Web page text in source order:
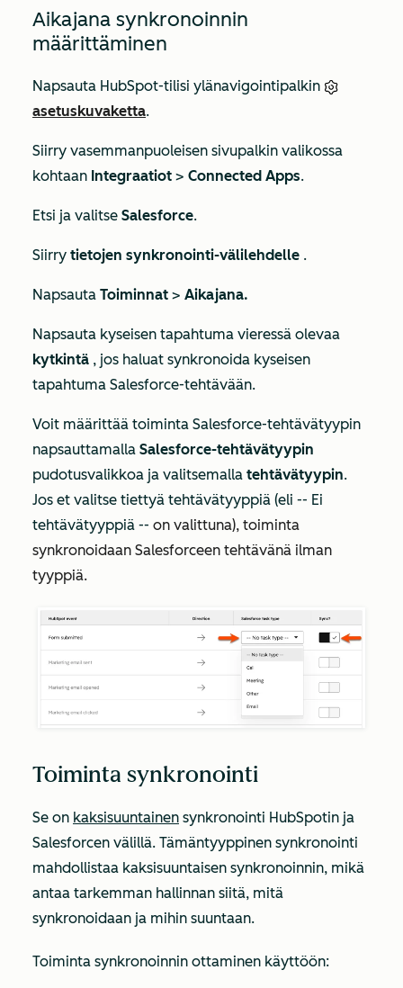
Aikajana synkronoinnin
määrittäminen
Napsauta HubSpot-tilisi ylänavigointipalkin
asetuskuvaketta.
Siirry vasemmanpuoleisen sivupalkin valikossa
kohtaan Integraatiot > Connected Apps.
Etsi ja valitse Salesforce.
Siirry tietojen synkronointi-välilehdelle .
Napsauta Toiminnat > Aikajana.
Napsauta kyseisen tapahtuma vieressä olevaa
kytkintä , jos haluat synkronoida kyseisen
tapahtuma Salesforce-tehtävään.
Voit määrittää toiminta Salesforce-tehtävätyypin
napsauttamalla Salesforce-tehtävätyypin
pudotusvalikkoa ja valitsemalla tehtävätyypin.
Jos et valitse tiettyä tehtävätyyppiä (eli -- Ei
tehtävätyyppiä -- on valittuna), toiminta
synkronoidaan Salesforceen tehtävänä ilman
tyyppiä.
Toiminta synkronointi
Se on kaksisuuntainen synkronointi HubSpotin ja
Salesforcen välillä. Tämäntyyppinen synkronointi
mahdollistaa kaksisuuntaisen synkronoinnin, mikä
antaa tarkemman hallinnan siitä, mitä
synkronoidaan ja mihin suuntaan.
Toiminta synkronoinnin ottaminen käyttöön: